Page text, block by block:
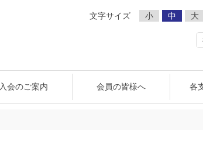
文字サイズ 小 中 大
入会のご案内 会員の皆様へ 各